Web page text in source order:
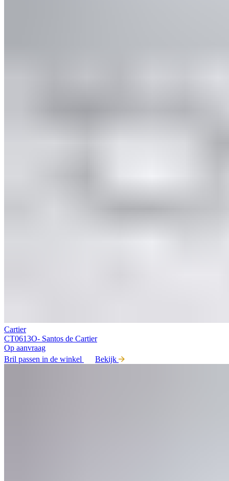
Cartier
CT0613O- Santos de Cartier
Op aanvraag
Bril passen in de winkel
Bekijk